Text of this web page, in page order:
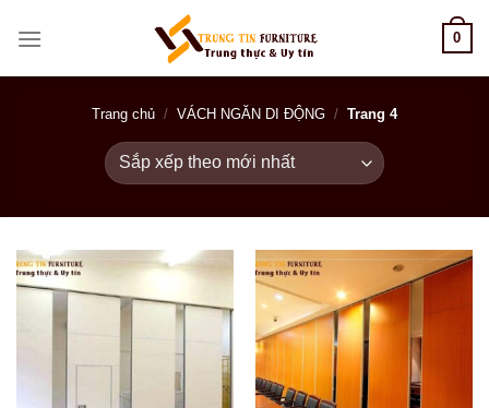
0
Trang chủ / VÁCH NGĂN DI ĐỘNG / Trang 4